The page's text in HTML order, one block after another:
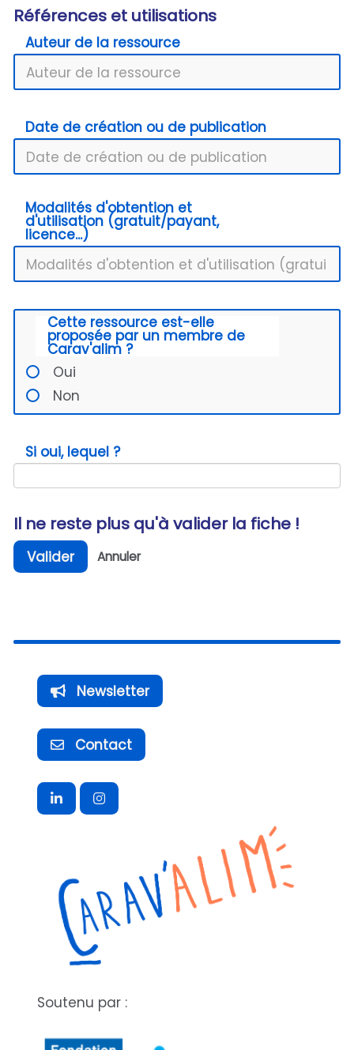
Références et utilisations
Auteur de la ressource
Date de création ou de publication
Modalités d'obtention et
d'utilisation (gratuit/payant,
licence...)
Cette ressource est-elle
proposée par un membre de
Carav'alim ?
Oui
Non
Si oui, lequel ?
Il ne reste plus qu'à valider la fiche !
Valider Annuler
Newsletter
Contact
Soutenu par :